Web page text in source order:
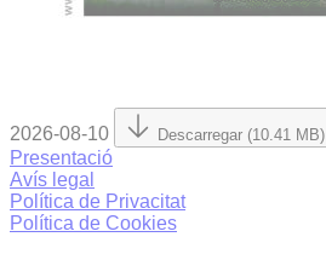
2026-08-10 Descarregar (10.41 MB)
Presentació
Avís legal
Política de Privacitat
Política de Cookies